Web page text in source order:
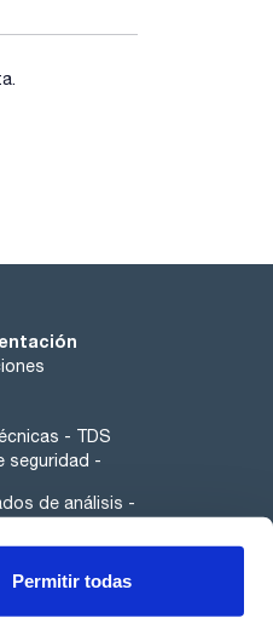
Permitir todas
- TDS
seguridad -
de análisis -
denuncias